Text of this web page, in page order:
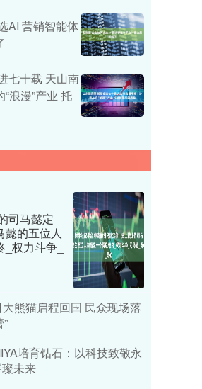
AI 营销智能体
七十载 天山南
浪漫”产业 托
司马懿定
懿的五位人
权力斗争_
熊猫启程回国 民众现场落
培育钻石：以科技致敬永
未来